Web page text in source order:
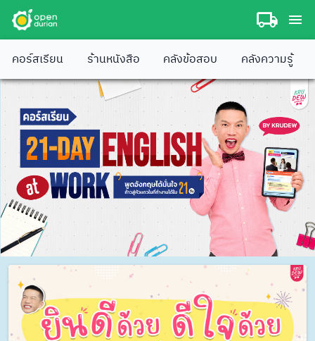
คอร์สเรียน ร้านหนังสือ คลังข้อสอบ คลังความรู้